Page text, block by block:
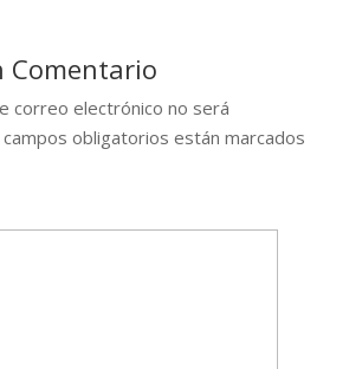
Comentario
correo electrónico no será
campos obligatorios están marcados